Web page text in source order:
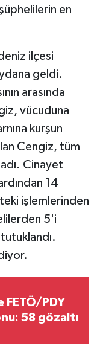
en
ilçesi
geldi.
arasında
vücuduna
kurşun
Cengiz, tüm
Cinayet
14
işlemlerinden
5'i
PDY
58 gözaltı